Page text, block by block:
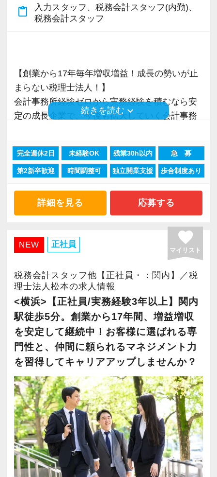
応、給付金のサポート、補助金のサポートなど
ています。
また、職場環境の改善に積極的に取り組む企業
に対して認証される「社労士診断認証制度」を
施企業」の認定を受け、今後も社員が働きやす
い環境づくりを積極的に推進していきます。
おりますので、当社で将来の不安なく働いてみ
ませんか？
【横浜の事務所はこんなオフィスです】
前例のない業務でも「まずはやってみよう」と
いう姿勢で業務に取り組んでいるスタッフが多
く活躍しています。
20～30代の意欲ある若手が多く、何かと話し声
が飛び交う活気ある職場です。
例えば、
「○○さんの案件どうなってる？」
「▲▲社の税務調査について相談があって…」
「ちょっとやってみたいことが」
など、相談・雑談・声かけなど会話の種類を問
わず誰もが気軽にコミュニケーションを楽しめ
る雰囲気があります。
悩んでいるスタッフがいれば「何かあった
の？」と自ら声をかけて、一緒に問題解決に乗
り出します。
content_paste
入力スタッフ、税務会計スタッフ(内勤)、
税務会計スタッフ
【創業から17年毎年増収増益！成長の勢いが止
まらない税理士法人！】
会計事務所経験ゼロから実務経験を積むなら安
定の成長企業で、今後も拡大していく会計事務
現在当社では「渋谷」「新宿」「錦糸町」
「柏」「横浜」「大阪」の６拠点を展開してい
2021年6月に「渋谷オフィス」を新設し、その
後「新宿オフィス」「大阪オフィス」「錦糸町
さらに2022年12月には「柏オフィス」を開設
し、2025年には大阪オフィスを増床するなど、
事業拡大を続けています。
安定性抜群の環境で自己成長を実現できます。
社員の持つ「やる・やりたい」という気持ちを
大事にしているため、資格を持っていなくて
も、スピーディーなキャリアアップが可能で
す！
充実した実務重視のOJTで、安心して職務経験
と知識をゼロから身に付けられます！
税務・会計の経験と知識を磨きながらステップ
アップを目指しませんか？
【対象業種100種以上！節税・融資・税務調査に
強い税理士法人です】
続きを読む keyboard_arrow_down
完全週休2日 未経験OK 残業30h以内 急 募
第2新卒歓迎 時間調整可 独立開業支援 歩合制度あり
詳細を見る 応募する
NEW 正社員 favorite
マイリスト
税務会計スタッフ他【正社員・：関内】／税
理士法人松本の求人情報
<横浜>【正社員/実務経験3年以上】関内
駅徒歩5分。創業から17年間、増益増収
を安定して継続中！お客様に選ばれる専
門性と、仲間に頼られるマネジメント力
を習得してキャリアアップしませんか？